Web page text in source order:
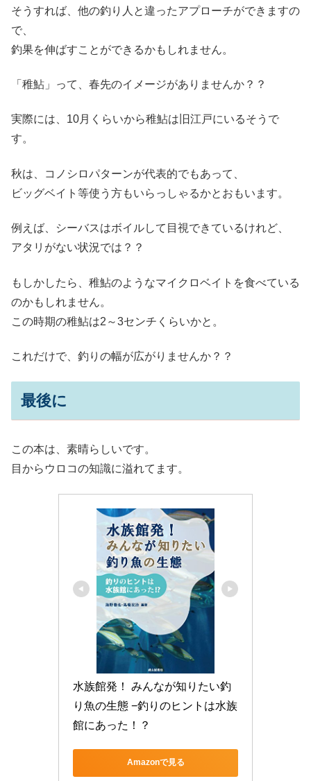
そうすれば、他の釣り人と違ったアプローチができますの
で、
釣果を伸ばすことができるかもしれません。
「稚鮎」って、春先のイメージがありませんか？？
実際には、10月くらいから稚鮎は旧江戸にいるそうで
す。
秋は、コノシロパターンが代表的でもあって、
ビッグベイト等使う方もいらっしゃるかとおもいます。
例えば、シーバスはボイルして目視できているけれど、
アタリがない状況では？？
もしかしたら、稚鮎のようなマイクロベイトを食べている
のかもしれません。
この時期の稚鮎は2～3センチくらいかと。
これだけで、釣りの幅が広がりませんか？？
最後に
この本は、素晴らしいです。
目からウロコの知識に溢れてます。
水族館発！ みんなが知りたい釣
り魚の生態 −釣りのヒントは水族
館にあった！？
Amazonで見る